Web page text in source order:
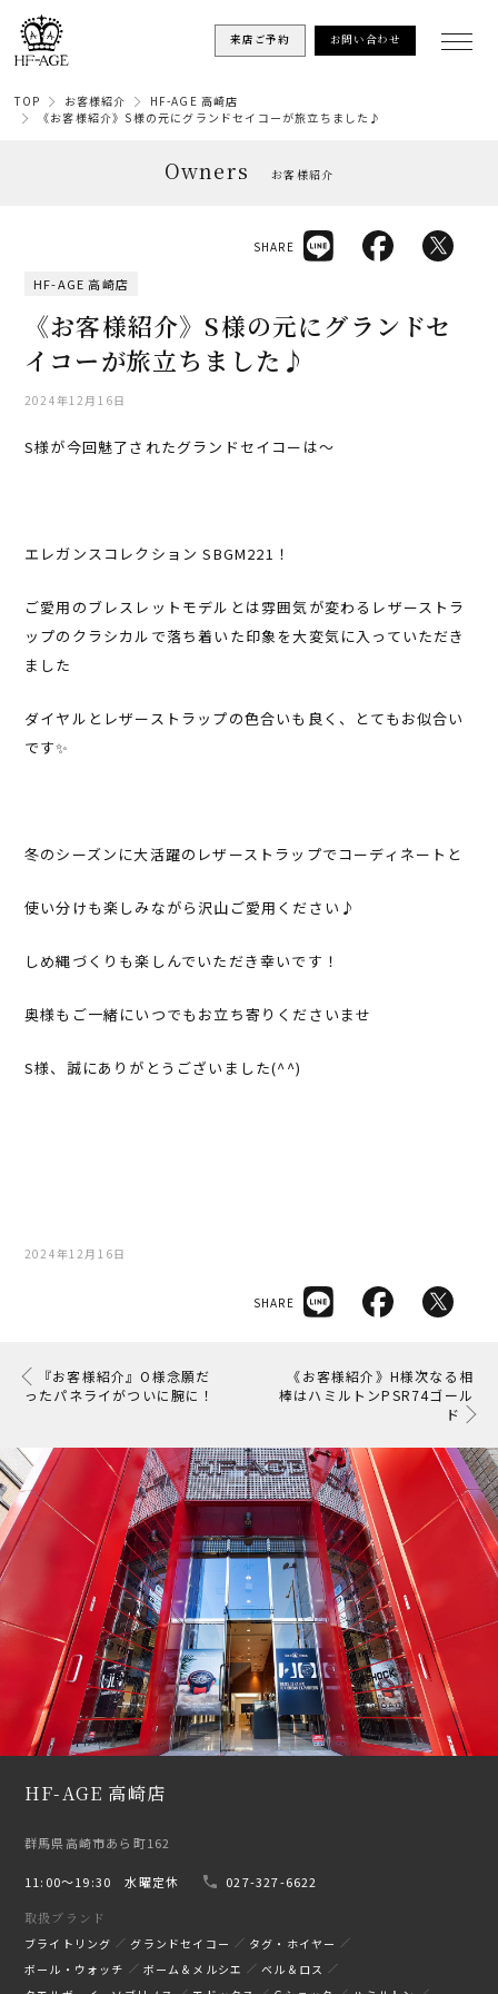
来店ご予約 お問い合わせ
TOP お客様紹介
HF-AGE 高崎店
《お客様紹介》S様の元にグランドセイコーが旅立ちました♪
Owners お客様紹介
HF-AGE 高崎店
《お客様紹介》S様の元にグランドセ
イコーが旅立ちました♪
2024年12月16日
SHARE
S様が今回魅了されたグランドセイコーは〜
エレガンスコレクション SBGM221！
ご愛用のブレスレットモデルとは雰囲気が変わるレザーストラ
ップのクラシカルで落ち着いた印象を大変気に入っていただき
ました
ダイヤルとレザーストラップの色合いも良く、とてもお似合い
です✨
冬のシーズンに大活躍のレザーストラップでコーディネートと
使い分けも楽しみながら沢山ご愛用ください♪
しめ縄づくりも楽しんでいただき幸いです！
奥様もご一緒にいつでもお立ち寄りくださいませ
S様、誠にありがとうございました(^^)
2024年12月16日
SHARE
『お客様紹介』O様念願だ
ったパネライがついに腕に！
《お客様紹介》H様次なる相
棒はハミルトンPSR74ゴール
ド
HF-AGE 高崎店
群馬県高崎市あら町162
11:00〜19:30 水曜定休
027-327-6622
取扱ブランド
ブライトリング グランドセイコー
タグ・ホイヤー
ボール・ウォッチ
ボーム＆メルシエ
ベル＆ロス